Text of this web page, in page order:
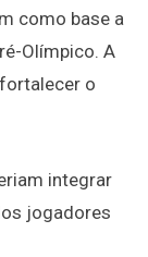
como base a
Olímpico. A
o
integrar
jogadores